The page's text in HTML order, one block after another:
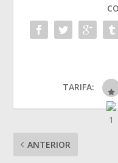
TARIFA:
ANTERIOR